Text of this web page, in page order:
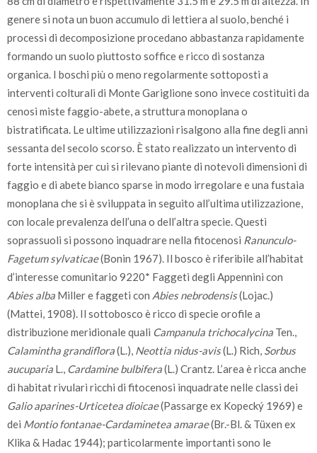
genere si nota un buon accumulo di lettiera al suolo, benché i
processi di decomposizione procedano abbastanza rapidamente
formando un suolo piuttosto soffice e ricco di sostanza
organica. I boschi più o meno regolarmente sottoposti a
interventi colturali di Monte Gariglione sono invece costituiti da
cenosi miste faggio-abete, a struttura monoplana o
bistratificata. Le ultime utilizzazioni risalgono alla fine degli anni
sessanta del secolo scorso. È stato realizzato un intervento di
forte intensità per cui si rilevano piante di notevoli dimensioni di
faggio e di abete bianco sparse in modo irregolare e una fustaia
monoplana che si è sviluppata in seguito all’ultima utilizzazione,
con locale prevalenza dell’una o dell’altra specie. Questi
soprassuoli si possono inquadrare nella fitocenosi Ranunculo-
Fagetum sylvaticae(Bonin 1967). Il bosco è riferibile all’habitat
d’interesse comunitario 9220* Faggeti degli Appennini con
Abies alba Miller e faggeti con Abies nebrodensis(Lojac.)
(Mattei, 1908). Il sottobosco è ricco di specie orofile a
distribuzione meridionale quali Campanula trichocalycina Ten.,
Calamintha grandiflora(L.), Neottia nidus-avis(L.) Rich, Sorbus
aucuparia L., Cardamine bulbifera(L.) Crantz. L’area è ricca anche
di habitat rivulari ricchi di fitocenosi inquadrate nelle classi dei
Galio aparines-Urticetea dioicae(Passarge ex Kopecký 1969) e
dei Montio fontanae-Cardaminetea amarae(Br.-Bl. & Tüxen ex
Klika & Hadac 1944); particolarmente importanti sono le